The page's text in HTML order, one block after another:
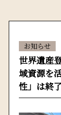
お知らせ
世界遺産
域資源を
性」は終